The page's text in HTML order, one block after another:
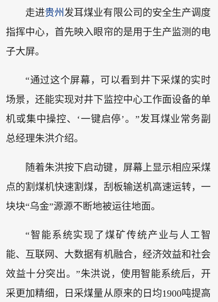
走进贵州发耳煤业有限公司的安全生产调度
指挥中心，首先映入眼帘的是用于生产监测的电
子大屏。
“通过这个屏幕，可以看到井下采煤的实时
场景，还能实现对井下监控中心工作面设备的单
机或集中操控、‘一键启停’。”发耳煤业常务副
总经理朱洪介绍。
随着朱洪按下启动键，屏幕上显示相应采煤
点的割煤机快速割煤，刮板输送机高速运转，一
块块“乌金”源源不断地被运往地面。
“智能系统实现了煤矿传统产业与人工智
能、互联网、大数据有机融合，经济效益和社会
效益十分突出。”朱洪说，使用智能系统后，开
采更加精细，日采煤量从原来的日均1900吨提高